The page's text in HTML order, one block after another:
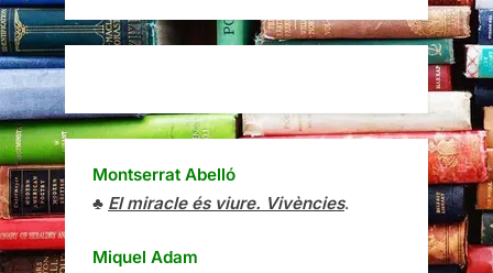
Montserrat Abelló
♣ El miracle és viure. Vivències.
Miquel Adam